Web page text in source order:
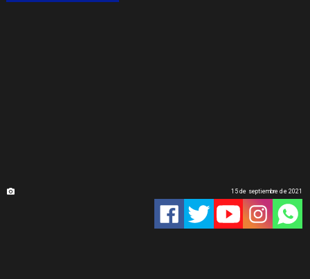
15 de septiembre de 2021